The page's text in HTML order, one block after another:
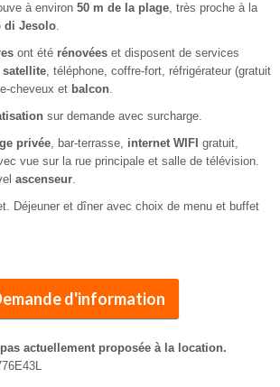
à environ 50 m de la plage, très proche à la
di Jesolo.
ont été rénovées et disposent de services
, téléphone, coffre-fort, réfrigérateur (gratuit
cheveux et balcon.
sur demande avec surcharge.
privée, bar-terrasse, internet WIFI gratuit,
vue sur la rue principale et salle de télévision.
ascenseur.
Déjeuner et dîner avec choix de menu et buffet
d'information
actuellement proposée à la location.